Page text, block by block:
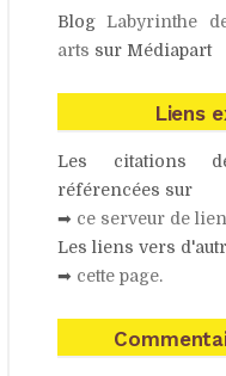
BlogLabyrinthe
arts sur Médiapart
Liens
Les citations
référencées sur
➡ ce serveur de
Les liens vers
➡ cette page.